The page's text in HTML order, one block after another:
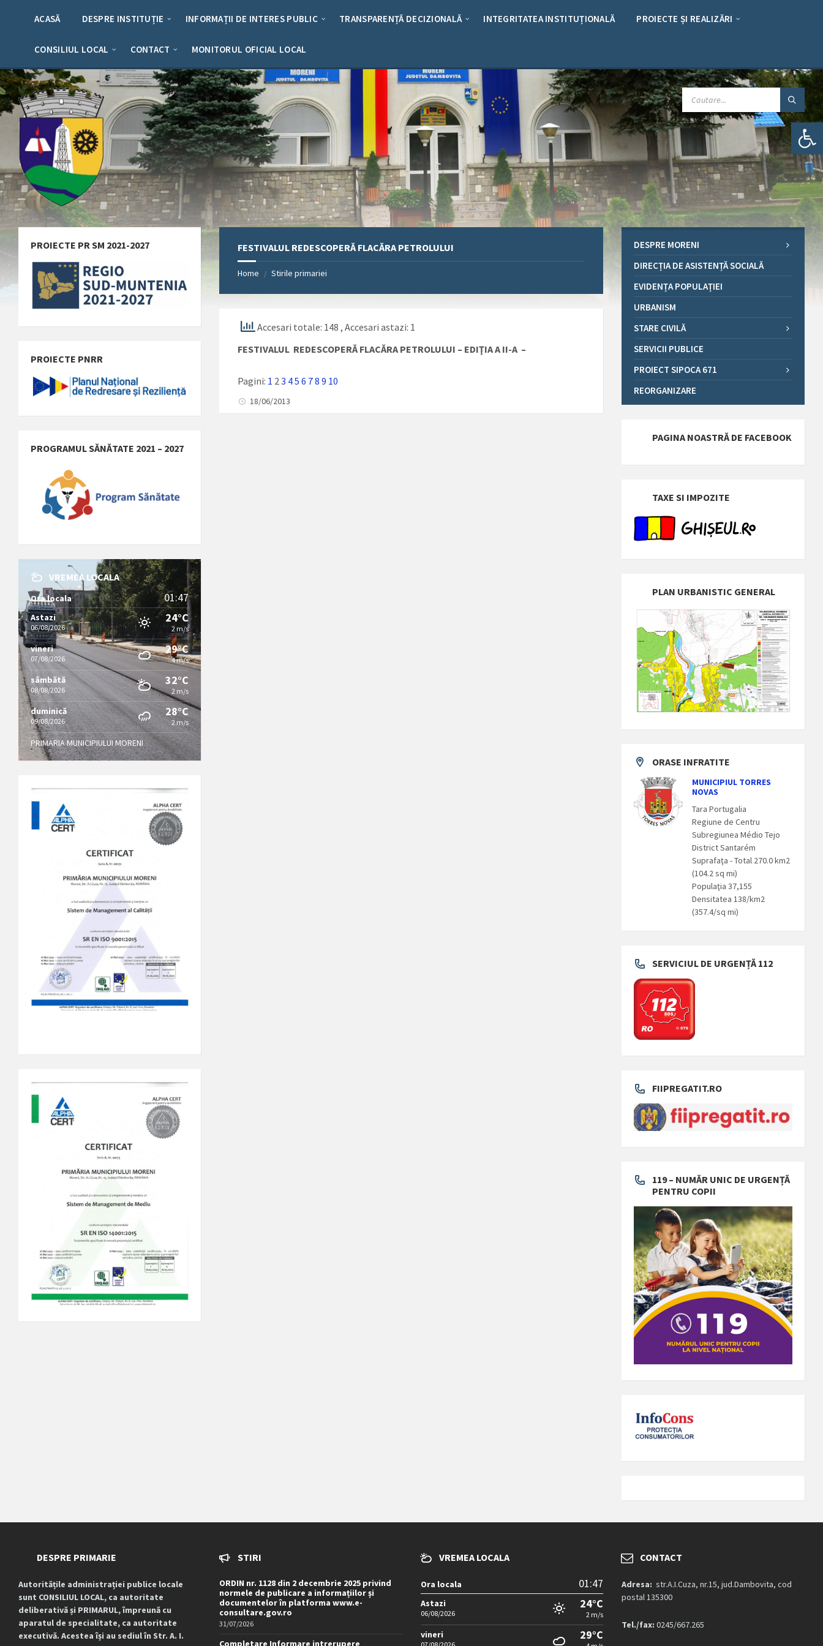
Deschide bara de unelte
ACASĂ DESPRE INSTITUȚIE INFORMAȚII DE INTERES PUBLIC TRANSPARENȚĂ DECIZIONALĂ INTEGRITATEA INSTITUȚIONALĂ PROIECTE ȘI REALIZĂRI
CONSILIUL LOCAL CONTACT MONITORUL OFICIAL LOCAL
CAUTARE:
FESTIVALUL REDESCOPERĂ FLACĂRA PETROLULUI
Home / Stirile primariei
Accesari totale: 148, Accesari astazi: 1
FESTIVALUL REDESCOPERĂ FLACĂRA PETROLULUI – EDIŢIA A II-A –
Pagini: 1 2 3 45 6 78 9 10
18/06/2013
PROIECTE PR SM 2021-2027
PROIECTE PNRR
PROGRAMUL SĂNĂTATE 2021 – 2027
VREMEA LOCALA
Ora locala 01:47
Astazi
06/08/2026
24°C
2 m/s
vineri
07/08/2026
29°C
4 m/s
sâmbătă
08/08/2026
32°C
2 m/s
duminică
09/08/2026
28°C
2 m/s
PRIMARIA MUNICIPIULUI MORENI
DESPRE MORENI
DIRECȚIA DE ASISTENȚĂ SOCIALĂ
EVIDENȚA POPULAȚIEI
URBANISM
STARE CIVILĂ
SERVICII PUBLICE
PROIECT SIPOCA 671
REORGANIZARE
PAGINA NOASTRĂ DE FACEBOOK
TAXE SI IMPOZITE
PLAN URBANISTIC GENERAL
ORASE INFRATITE
MUNICIPIUL TORRES
NOVAS
Tara Portugalia
Regiune de Centru
Subregiunea Médio Tejo
District Santarém
Suprafaţa - Total 270.0 km2
(104.2 sq mi)
Populaţia 37,155
Densitatea 138/km2
(357.4/sq mi)
SERVICIUL DE URGENȚĂ 112
FIIPREGATIT.RO
119 – NUMĂR UNIC DE URGENȚĂ
PENTRU COPII
DESPRE PRIMARIE
Autoritățile administrației publice locale
sunt CONSILIUL LOCAL, ca autoritate
deliberativă și PRIMARUL, împreună cu
aparatul de specialitate, ca autoritate
executivă. Acestea își au sediul în Str. A. I.
STIRI
ORDIN nr. 1128 din 2 decembrie 2025 privind
normele de publicare a informațiilor și
documentelor în platforma www.e-
consultare.gov.ro
31/07/2026
VREMEA LOCALA
Ora locala 01:47
Astazi
06/08/2026
24°C
2 m/s
vineri 29°C
CONTACT
Adresa: str.A.I.Cuza, nr.15, jud.Dambovita, cod
postal 135300
Tel./fax: 0245/667.265